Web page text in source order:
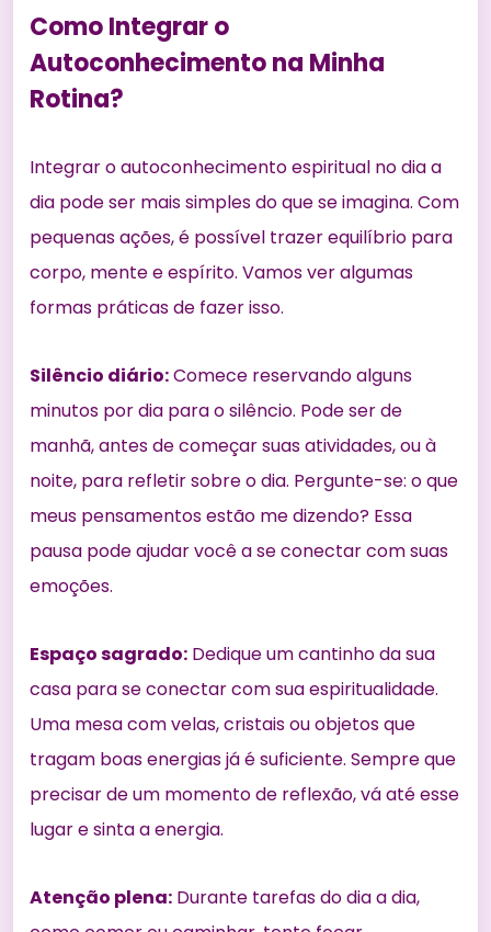
Como Integrar o
Autoconhecimento na Minha
Rotina?
Integrar o autoconhecimento espiritual no dia a
dia pode ser mais simples do que se imagina. Com
pequenas ações, é possível trazerequilíbrio para
corpo, mente e espírito. Vamos ver algumas
formas práticas de fazer isso.
Silêncio diário:Comece reservando alguns
minutos por dia para o silêncio. Pode ser de
manhã, antes de começar suas atividades, ou à
noite, para refletir sobre o dia. Pergunte-se: o que
meus pensamentos estão me dizendo? Essa
pausa pode ajudar você a se conectar com suas
emoções.
Espaço sagrado: Dedique um cantinho da sua
casa para se conectar com sua espiritualidade.
Uma mesa com velas, cristais ou objetos que
tragam boas energias já é suficiente. Sempre que
precisar de um momento de reflexão, vá até esse
lugar e sinta a energia.
Atenção plena: Durante tarefas do dia a dia,